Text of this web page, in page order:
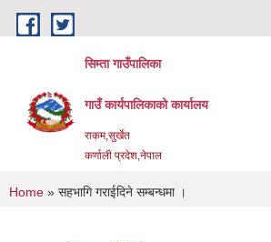
Skip to main content
सिम्ता गाउँपालिका
गाउँ कार्यपालिकाको कार्यालय
राकम,सुर्खेत
कर्णाली प्रदेश,नेपाल
You are here
Home » सहभागि गराईदिने सम्बन्धमा ।